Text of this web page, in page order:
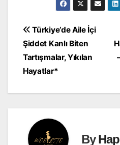
Yazı
gezinmesi
Türkiye’de Aile İçi
Şiddet Kanlı Biten
Tartışmalar, Yıkılan
Hayatlar*
By